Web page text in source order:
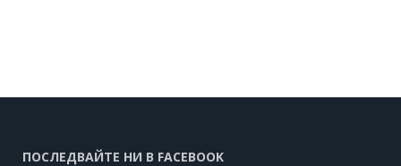
ПОСЛЕДВАЙТЕ НИ В FACEBOOK